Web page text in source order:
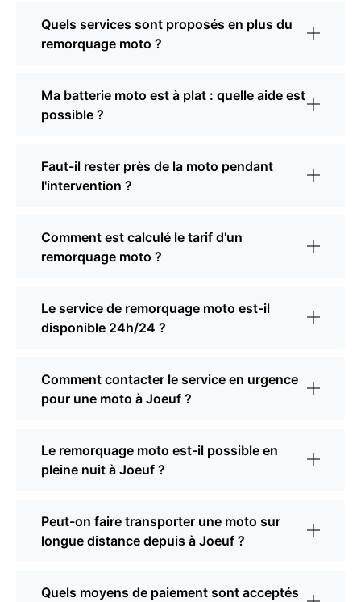
Quels services sont proposés en plus du
remorquage moto ?
Ma batterie moto est à plat : quelle aide est
possible ?
Faut-il rester près de la moto pendant
l'intervention ?
Comment est calculé le tarif d'un
remorquage moto ?
Le service de remorquage moto est-il
disponible 24h/24 ?
Comment contacter le service en urgence
pour une moto à Joeuf ?
Le remorquage moto est-il possible en
pleine nuit à Joeuf ?
Peut-on faire transporter une moto sur
longue distance depuis à Joeuf ?
Quels moyens de paiement sont acceptés